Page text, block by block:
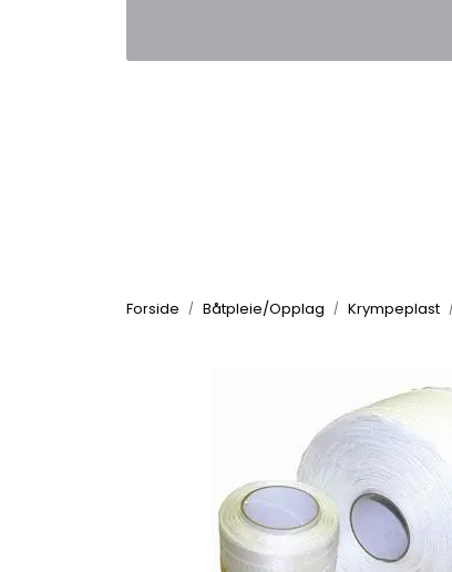
Forside Båtpleie/Opplag Krympeplast